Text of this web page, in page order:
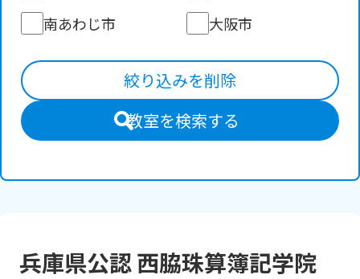
南あわじ市
大阪市
絞り込みを削除
教室を検索する
兵庫県公認 西脇珠算簿記学院